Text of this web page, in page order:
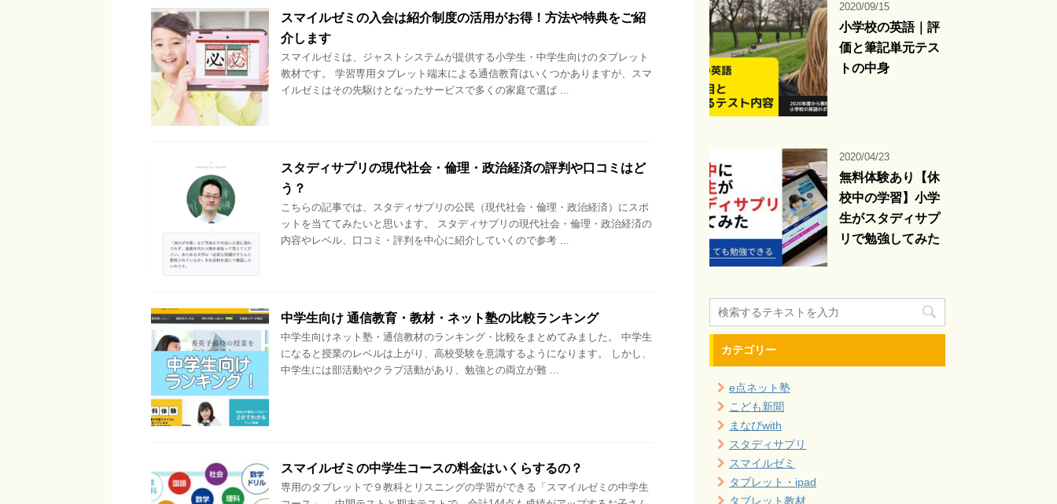
スマイルゼミの入会は紹介制度の活用がお得！方法や特典をご紹
介します
スマイルゼミは、ジャストシステムが提供する小学生・中学生向けのタブレット
教材です。 学習専用タブレット端末による通信教育はいくつかありますが、スマ
イルゼミはその先駆けとなったサービスで多くの家庭で選ば ...
スタディサプリの現代社会・倫理・政治経済の評判や口コミはど
う？
こちらの記事では、スタディサプリの公民（現代社会・倫理・政治経済）にスポ
ットを当ててみたいと思います。 スタディサプリの現代社会・倫理・政治経済の
内容やレベル、口コミ・評判を中心に紹介していくので参考 ...
中学生向け 通信教育・教材・ネット塾の比較ランキング
中学生向けネット塾・通信教材のランキング・比較をまとめてみました。 中学生
になると授業のレベルは上がり、高校受験を意識するようになります。 しかし、
中学生には部活動やクラブ活動があり、勉強との両立が難 ...
スマイルゼミの中学生コースの料金はいくらするの？
専用のタブレットで９教科とリスニングの学習ができる「スマイルゼミの中学生
2020/09/15
小学校の英語｜評
価と筆記単元テス
トの中身
2020/04/23
無料体験あり【休
校中の学習】小学
生がスタディサプ
リで勉強してみた
カテゴリー
e点ネット塾
こども新聞
まなびwith
スタディサプリ
スマイルゼミ
タブレット・ipad
タブレット教材